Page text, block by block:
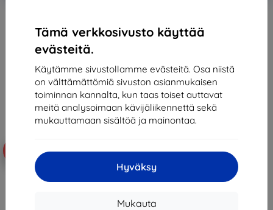
Tämä verkkosivusto käyttää
evästeitä.
Käytämme sivustollamme evästeitä. Osa niistä
on välttämättömiä sivuston asianmukaisen
toiminnan kannalta, kun taas toiset auttavat
meitä analysoimaan kävijäliikennettä sekä
mukauttamaan sisältöä ja mainontaa.
Hyväksy
Mukauta
puujäljitelmä MagSafe
(MEHMZF623RBGVK)
38,90 €
35,01 €
Varastossa > 5 kpl
musta Saffiano Monogram
(KLHCZF6PGKSKIHK)
30,52 €
Varastossa > 5 kpl
-10%